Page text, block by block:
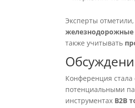
Эксперты
железнодорожные
также учитывать
Конференция стала
потенциальными
инструментах B2B